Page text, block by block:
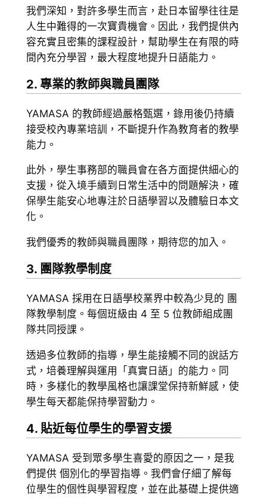
我們深知，對許多學生而言，赴日本留學往往是
人生中難得的一次寶貴機會。因此，我們提供內
容充實且密集的課程設計，幫助學生在有限的時
間內充分學習，最大程度地提升日語能力。
2. 專業的教師與職員團隊
YAMASA 的教師經過嚴格甄選，錄用後仍持續
接受校內專業培訓，不斷提升作為教育者的教學
能力。
此外，學生事務部的職員會在各方面提供細心的
支援，從入境手續到日常生活中的問題解決，確
保學生能安心地專注於日語學習以及體驗日本文
化。
我們優秀的教師與職員團隊，期待您的加入。
3. 團隊教學制度
YAMASA 採用在日語學校業界中較為少見的 團
隊教學制度。每個班級由 4 至 5 位教師組成團
隊共同授課。
透過多位教師的指導，學生能接觸不同的說話方
式，培養理解與運用「真實日語」的能力。同
時，多樣化的教學風格也讓課堂保持新鮮感，使
學生每天都能保持學習動力。
4. 貼近每位學生的學習支援
YAMASA 受到眾多學生喜愛的原因之一，是我
們提供 個別化的學習指導。我們會仔細了解每
位學生的個性與學習程度，並在此基礎上提供適